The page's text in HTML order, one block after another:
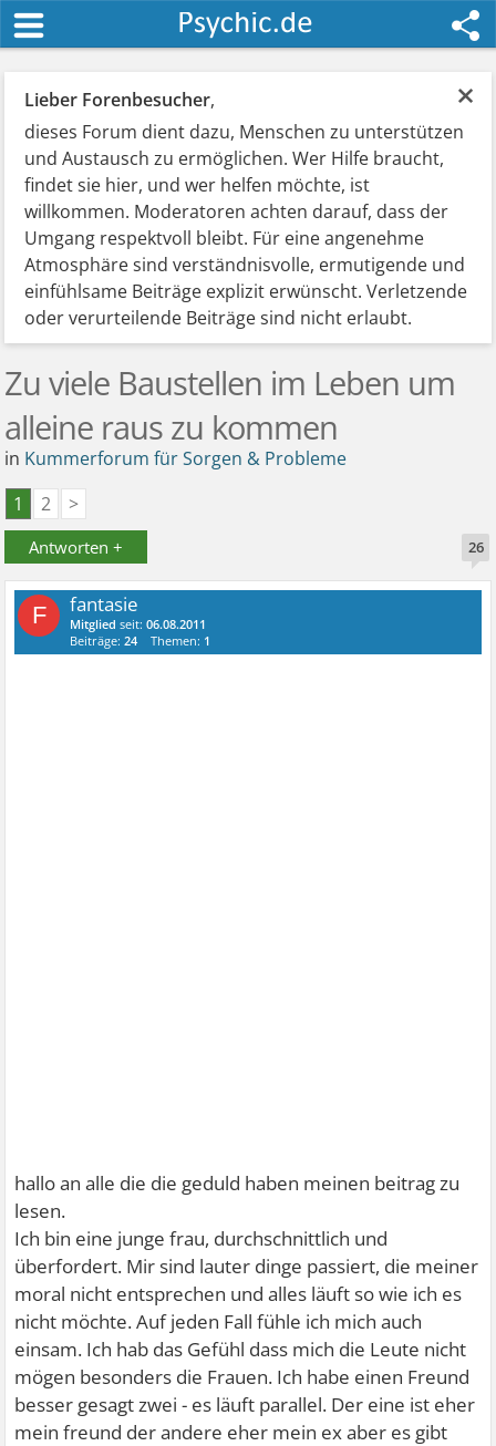
×
Lieber Forenbesucher,
dieses Forum dient dazu, Menschen zu unterstützen
und Austausch zu ermöglichen. Wer Hilfe braucht,
findet sie hier, und wer helfen möchte, ist
willkommen. Moderatoren achten darauf, dass der
Umgang respektvoll bleibt. Für eine angenehme
Atmosphäre sind verständnisvolle, ermutigende und
einfühlsame Beiträge explizit erwünscht. Verletzende
oder verurteilende Beiträge sind nicht erlaubt.
Zu viele Baustellen im Leben um
alleine raus zu kommen
in Kummerforum für Sorgen & Probleme
1
2 >
Antworten + 26
F fantasie
Mitglied seit:06.08.2011
Beiträge:24 Themen: 1
hallo an alle die die geduld haben meinen beitrag zu
lesen.
Ich bin eine junge frau, durchschnittlich und
überfordert. Mir sind lauter dinge passiert, die meiner
moral nicht entsprechen und alles läuft so wie ich es
nicht möchte. Auf jeden Fall fühle ich mich auch
einsam. Ich hab das Gefühl dass mich die Leute nicht
mögen besonders die Frauen. Ich habe einen Freund
besser gesagt zwei - es läuft parallel. Der eine ist eher
mein freund der andere eher mein ex aber es gibt